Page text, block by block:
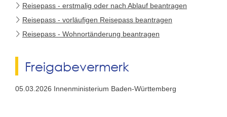
Reisepass - erstmalig oder nach Ablauf beantragen
Reisepass - vorläufigen Reisepass beantragen
Reisepass - Wohnortänderung beantragen
Freigabevermerk
05.03.2026 Innenministerium Baden-Württemberg